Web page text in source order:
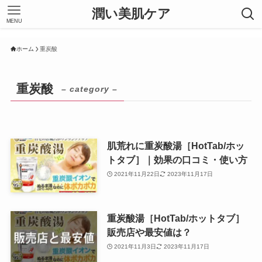
潤い美肌ケア
MENU
ホーム 重炭酸
重炭酸 – category –
肌荒れに重炭酸湯［HotTab/ホッ
トタブ］｜効果の口コミ・使い方
2021年11月22日 2023年11月17日
重炭酸湯［HotTab/ホットタブ］
販売店や最安値は？
2021年11月3日 2023年11月17日